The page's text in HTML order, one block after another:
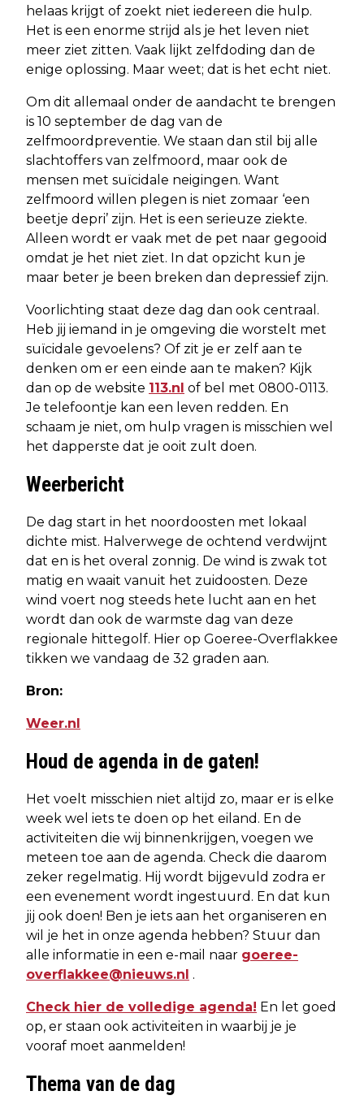
helaas krijgt of zoekt niet iedereen die hulp.
Het is een enorme strijd als je het leven niet
meer ziet zitten. Vaak lijkt zelfdoding dan de
enige oplossing. Maar weet; dat is het echt niet.
Om dit allemaal onder de aandacht te brengen
is 10 september de dag van de
zelfmoordpreventie. We staan dan stil bij alle
slachtoffers van zelfmoord, maar ook de
mensen met suïcidale neigingen. Want
zelfmoord willen plegen is niet zomaar ‘een
beetje depri’ zijn. Het is een serieuze ziekte.
Alleen wordt er vaak met de pet naar gegooid
omdat je het niet ziet. In dat opzicht kun je
maar beter je been breken dan depressief zijn.
Voorlichting staat deze dag dan ook centraal.
Heb jij iemand in je omgeving die worstelt met
suïcidale gevoelens? Of zit je er zelf aan te
denken om er een einde aan te maken? Kijk
dan op de website 113.nl of bel met 0800-0113.
Je telefoontje kan een leven redden. En
schaam je niet, om hulp vragen is misschien wel
het dapperste dat je ooit zult doen.
Weerbericht
De dag start in het noordoosten met lokaal
dichte mist. Halverwege de ochtend verdwijnt
dat en is het overal zonnig. De wind is zwak tot
matig en waait vanuit het zuidoosten. Deze
wind voert nog steeds hete lucht aan en het
wordt dan ook de warmste dag van deze
regionale hittegolf. Hier op Goeree-Overflakkee
tikken we vandaag de 32 graden aan.
Bron:
Weer.nl
Houd de agenda in de gaten!
Het voelt misschien niet altijd zo, maar er is elke
week wel iets te doen op het eiland. En de
activiteiten die wij binnenkrijgen, voegen we
meteen toe aan de agenda. Check die daarom
zeker regelmatig. Hij wordt bijgevuld zodra er
een evenement wordt ingestuurd. En dat kun
jij ook doen! Ben je iets aan het organiseren en
wil je het in onze agenda hebben? Stuur dan
alle informatie in een e-mail naar goeree-
overflakkee@nieuws.nl .
Check hier de volledige agenda! En let goed
op, er staan ook activiteiten in waarbij je je
vooraf moet aanmelden!
Thema van de dag